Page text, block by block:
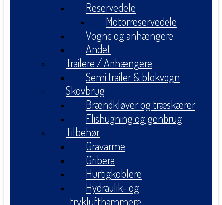
Reservedele
Motorreservedele
Vogne og anhængere
Andet
Trailere / Anhængere
Semi trailer & blokvogn
Skovbrug
Brændkløver og træskærer
Flishugning og genbrug
Tilbehør
Gravarme
Gribere
Hurtigkoblere
Hydraulik- og
tryklufthammere